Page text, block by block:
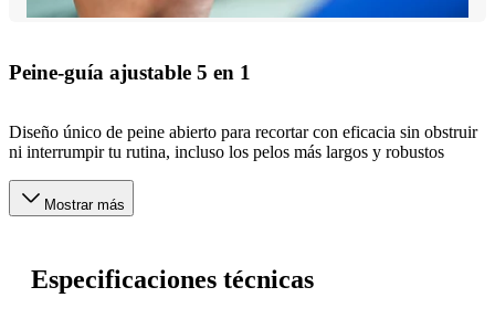
Peine-guía ajustable 5 en 1
Diseño único de peine abierto para recortar con eficacia sin obstruir
ni interrumpir tu rutina, incluso los pelos más largos y robustos
Mostrar más
Especificaciones técnicas